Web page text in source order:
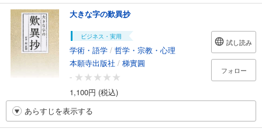
大きな字の歎異抄
ビジネス・実用
学術・語学 / 哲学・宗教・心理
本願寺出版社 / 梯實圓
-
1,100円 (税込)
試し読み
フォロー
あらすじを表示する